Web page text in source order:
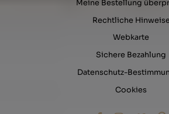
Meine Bestellung
Rechtliche
Webkarte
Sichere Bezahlung
Datenschutz-
Cookies